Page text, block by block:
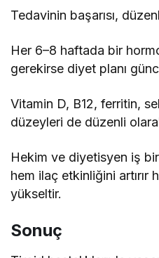
Tedavinin başarısı,
Her 6–8 haftada bir
gerekirse diyet planı
Vitamin D, B12, ferritin,
düzeyleri de düzenli
Hekim ve diyetisyen iş
hem ilaç etkinliğini artırır
yükseltir.
Sonuç